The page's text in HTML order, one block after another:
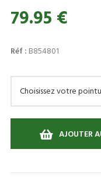
79.95 €
Réf : B854801
AJOUTER